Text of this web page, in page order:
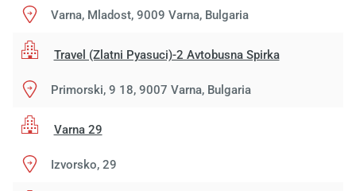
Varna, Mladost, 9009 Varna, Bulgaria
Travel (Zlatni Pyasuci)-2 Avtobusna Spirka
Primorski, 9 18, 9007 Varna, Bulgaria
Varna 29
Izvorsko, 29